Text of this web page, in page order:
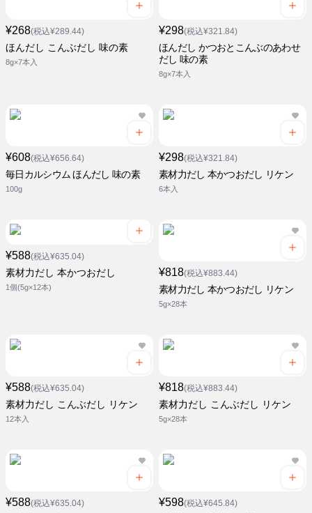
¥268(税込¥289.44)
ほんだし こんぶだし 味の素
8g×7本入
¥298(税込¥321.84)
ほんだし かつおとこんぶのあわせ
だし 味の素
8g×7本入
¥608(税込¥656.64)
毎日カルシウム ほんだし 味の素
100g
¥298(税込¥321.84)
素材力だし 本かつおだし リケン
6本入
¥588(税込¥635.04)
素材力だし 本かつおだし
1個(5g×12本)
¥818(税込¥883.44)
素材力だし 本かつおだし リケン
5g×28本
¥588(税込¥635.04)
素材力だし こんぶだし リケン
12本入
¥818(税込¥883.44)
素材力だし こんぶだし リケン
5g×28本
¥588(税込¥635.04) ¥598(税込¥645.84)